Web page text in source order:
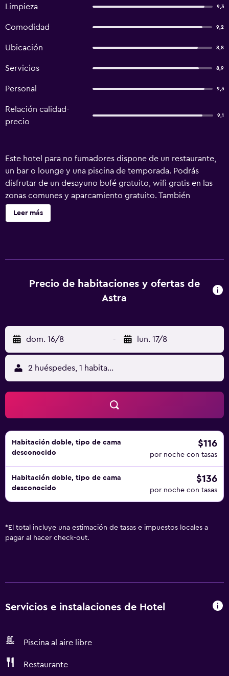
Limpieza 9,3
Comodidad 9,2
Ubicación 8,8
Servicios 8,9
Personal 9,3
Relación calidad-
precio
9,1
Este hotel para no fumadores dispone de un restaurante,
un bar o lounge y una piscina de temporada. Podrás
disfrutar de un desayuno bufé gratuito, wifi gratis en las
zonas comunes y aparcamiento gratuito. También
encontrarás asistencia turística y para la compra de
entradas, un jardín y televisión en una zona común. Astra
nuestro acceso a Internet wifi gratis. Los servicios de ocio
y esparcimiento en este hotel incluyen piscina al aire libre
instalaciones o cerca del alojamiento (es posible que se
aplique un recargo).
Leer más
Precio de habitaciones y ofertas de
Astra
dom. 16/8 - lun. 17/8
2 huéspedes, 1 habitación
Habitación doble, tipo de cama
desconocido
$116
por noche con tasas
Habitación doble, tipo de cama
desconocido
$136
por noche con tasas
* El total incluye una estimación de tasas e impuestos locales a
pagar al hacer check-out.
Servicios e instalaciones de Hotel
Piscina al aire libre
Restaurante